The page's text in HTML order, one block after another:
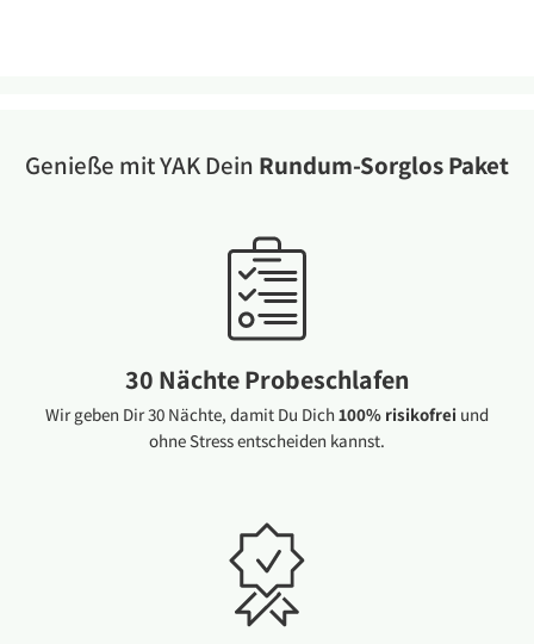
Genieße mit YAK Dein Rundum-Sorglos Paket
30 Nächte Probeschlafen
Wir geben Dir 30 Nächte, damit Du Dich 100% risikofrei und
ohne Stress entscheiden kannst.